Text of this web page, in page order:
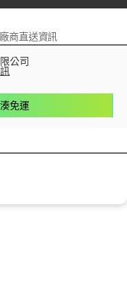
商直送資訊
公司
免運